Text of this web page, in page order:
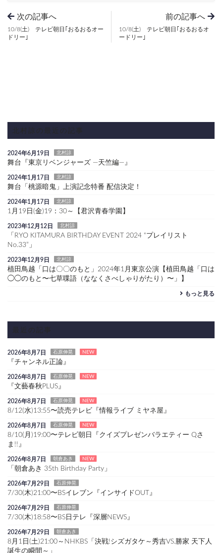
次の記事へ
10/8(土) テレビ朝日｢おるおるオー
ドリー｣
前の記事へ
10/8(土) テレビ朝日｢おるおるオ
ードリー｣
北村諒の最近の記事
2024年6月19日 北村諒
舞台『東京リベンジャーズ ―天竺編―』
2024年1月17日 北村諒
舞台「桃源暗鬼」上演記念特番 配信決定！
2024年1月17日 北村諒
1月19日(金)19：30～【君沢青春学園】
2023年12月12日 北村諒
「RYO KITAMURA BIRTHDAY EVENT 2024 “プレイリスト
No.33”」
2023年12月9日 北村諒
植田鳥越「口は〇〇のもと」2024年1月東京公演【植田鳥越「口は
◯◯のもと〜七草喋語（ななくさべしゃりがたり）〜」】
もっと見る
最近の記事
2026年8月7日 石原伸晃 NEW
『チャンネル正論』
2026年8月7日 石原伸晃 NEW
『文藝春秋PLUS』
2026年8月7日 石原伸晃 NEW
8/12(水)13:55〜読売テレビ『情報ライブ ミヤネ屋』
2026年8月7日 石原伸晃 NEW
8/10(月)19:00〜テレビ朝日『クイズプレゼンバラエティー Qさ
ま!!』
2026年8月7日 朝倉あき NEW
「朝倉あき 35th Birthday Party」
2026年7月29日 石原伸晃
7/30(木)21:00〜BSイレブン『インサイドOUT』
2026年7月29日 石原伸晃
7/30(木)18:58〜BS日テレ『深層NEWS』
2026年7月29日 朝倉あき
8月1日(土)21:00～NHKBS「決戦!シズガタケ～秀吉VS.勝家 天下人
誕生の瞬間～」